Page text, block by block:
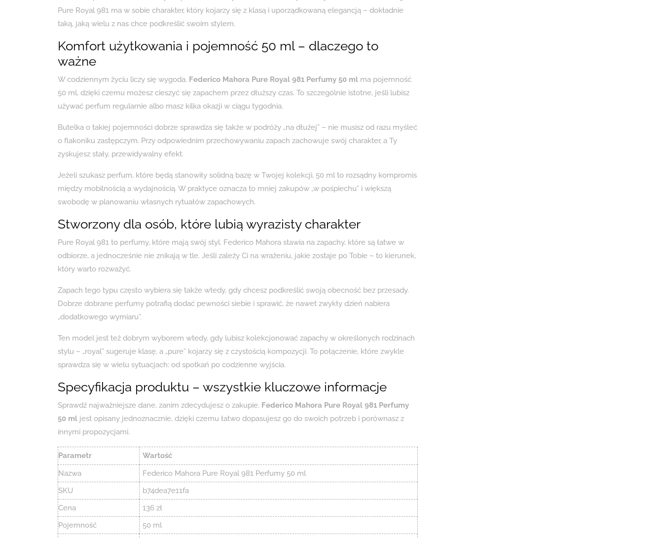
Pure Royal 981 ma w sobie charakter, który kojarzy się z klasą i uporządkowaną elegancją – dokładnie
taką, jaką wielu z nas chce podkreślić swoim stylem.
Komfort użytkowania i pojemność 50 ml – dlaczego to
ważne
W codziennym życiu liczy się wygoda. Federico Mahora Pure Royal 981 Perfumy 50 ml ma pojemność
50 ml, dzięki czemu możesz cieszyć się zapachem przez dłuższy czas. To szczególnie istotne, jeśli lubisz
używać perfum regularnie albo masz kilka okazji w ciągu tygodnia.
Butelka o takiej pojemności dobrze sprawdza się także w podróży „na dłużej” – nie musisz od razu myśleć
o flakoniku zastępczym. Przy odpowiednim przechowywaniu zapach zachowuje swój charakter, a Ty
zyskujesz stały, przewidywalny efekt.
Jeżeli szukasz perfum, które będą stanowiły solidną bazę w Twojej kolekcji, 50 ml to rozsądny kompromis
między mobilnością a wydajnością. W praktyce oznacza to mniej zakupów „w pośpiechu” i większą
swobodę w planowaniu własnych rytuałów zapachowych.
Stworzony dla osób, które lubią wyrazisty charakter
Pure Royal 981 to perfumy, które mają swój styl. Federico Mahora stawia na zapachy, które są łatwe w
odbiorze, a jednocześnie nie znikają w tle. Jeśli zależy Ci na wrażeniu, jakie zostaje po Tobie – to kierunek,
który warto rozważyć.
Zapach tego typu często wybiera się także wtedy, gdy chcesz podkreślić swoją obecność bez przesady.
Dobrze dobrane perfumy potrafią dodać pewności siebie i sprawić, że nawet zwykły dzień nabiera
„dodatkowego wymiaru”.
Ten model jest też dobrym wyborem wtedy, gdy lubisz kolekcjonować zapachy w określonych rodzinach
stylu – „royal” sugeruje klasę, a „pure” kojarzy się z czystością kompozycji. To połączenie, które zwykle
sprawdza się w wielu sytuacjach: od spotkań po codzienne wyjścia.
Specyfikacja produktu – wszystkie kluczowe informacje
Sprawdź najważniejsze dane, zanim zdecydujesz o zakupie. Federico Mahora Pure Royal 981 Perfumy
50 ml jest opisany jednoznacznie, dzięki czemu łatwo dopasujesz go do swoich potrzeb i porównasz z
innymi propozycjami.
Parametr
Wartość
Nazwa
Federico Mahora Pure Royal 981 Perfumy 50 ml
SKU
b74dea7e11fa
Cena
136 zł
Pojemność
50 ml